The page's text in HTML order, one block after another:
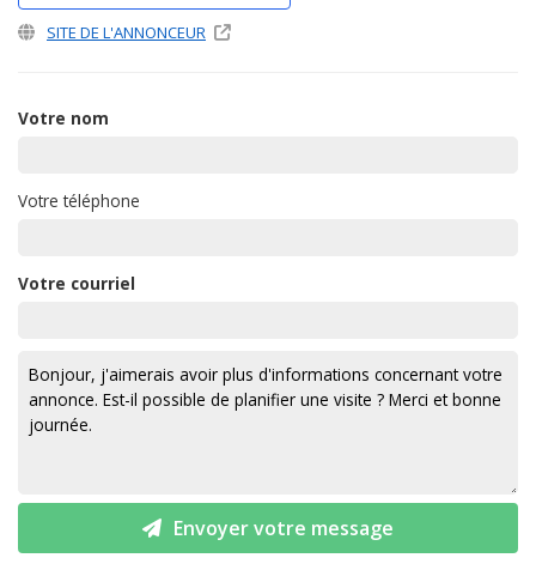
SITE DE L'ANNONCEUR
Votre nom
Votre téléphone
Votre courriel
Envoyer votre message